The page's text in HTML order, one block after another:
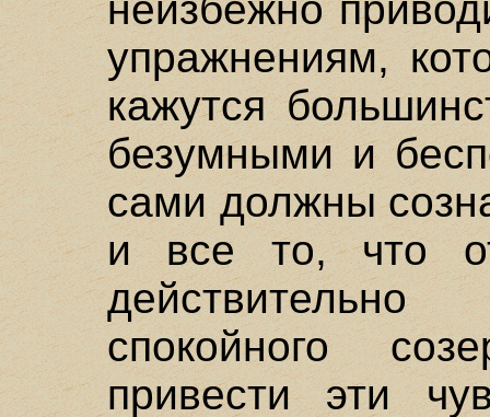
упражнениям,
кажутся
безумными и
сами должны
и все то, что
спокойного
привести эти